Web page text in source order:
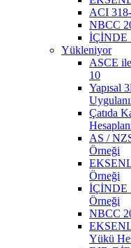
ACI
NBCC
İÇİNDE
Yükleniyor
ASCE
10
Yapısal
Çatıda
AS /
Örneği
Örneği
İÇİNDE
Örneği
NBCC
Yükü